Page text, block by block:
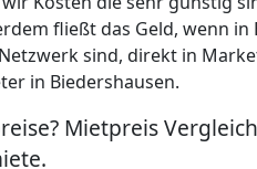
fließt das Geld, wenn in
sind, direkt in
in Biedershausen.
Mietpreis